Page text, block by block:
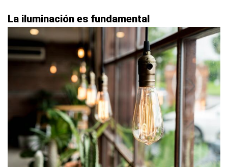
La iluminación es fundamental